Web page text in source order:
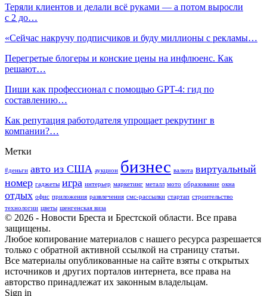
Теряли клиентов и делали всё руками — а потом выросли
с 2 до…
«Сейчас накручу подписчиков и буду миллионы с рекламы…
Перегретые блогеры и конские цены на инфлюенс. Как
решают…
Пиши как профессионал с помощью GPT-4: гид по
составлению…
Как репутация работодателя упрощает рекрутинг в
компании?…
Метки
#деньги авто из США аукцион бизнес валюта виртуальный
номер гаджеты игра интерьер маркетинг металл мото образование окна
отдых офис приложения развлечения смс-рассылки стартап строительство
технологии цветы шенгенская виза
© 2026 - Новости Бреста и Брестской области. Все права
защищены.
Любое копирование материалов с нашего ресурса разрешается
только с обратной активной ссылкой на страницу статьи.
Все материалы опубликованные на сайте взяты с открытых
источников и других порталов интернета, все права на
авторство принадлежат их законным владельцам.
Sign in